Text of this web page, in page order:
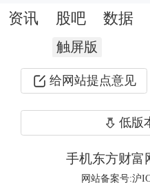
资讯 股吧 数据
触屏版
给网站提点意见
低版
手机东方财富
网站备案号:沪